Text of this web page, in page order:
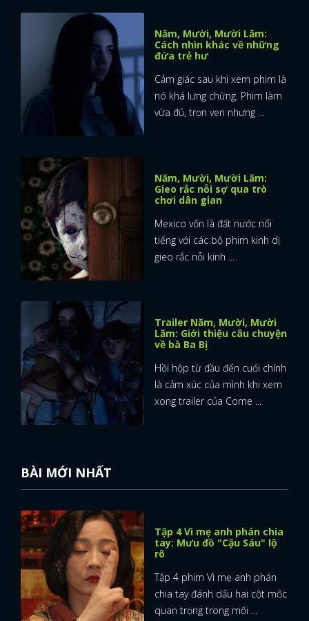
x
ĐĂNG NHẬP
Năm, Mười, Mười Lăm:
Cách nhìn khác về những
đứa trẻ hư
Cảm giác sau khi xem phim là
nó khá lưng chừng. Phim làm
vừa đủ, trọn vẹn nhưng ...
Năm, Mười, Mười Lăm:
Gieo rắc nỗi sợ qua trò
chơi dân gian
Mexico vốn là đất nước nổi
tiếng với các bộ phim kinh dị
gieo rắc nỗi kinh ...
Trailer Năm, Mười, Mười
Lăm: Giới thiệu câu chuyện
về bà Ba Bị
Hồi hộp từ đầu đến cuối chính
là cảm xúc của mình khi xem
xong trailer của Come ...
BÀI MỚI NHẤT
Tập 4 Vì mẹ anh phán chia
tay: Mưu đồ "Cậu Sáu" lộ
rõ
Tập 4 phim Vì mẹ anh phán
chia tay đánh dấu hai cột mốc
quan trọng trong mối ...